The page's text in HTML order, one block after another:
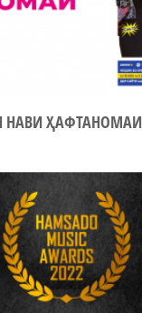
ҲАФТАНОМАИ